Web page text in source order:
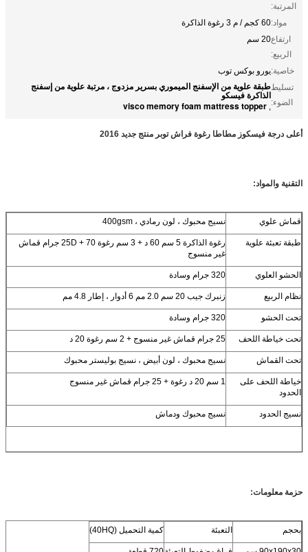
المرتبة:
مواد:60 كجم / م 3 رغوة الذاكرة
ارتفاع
الربيع:
20 سم
خاصية:يورو بوكس ​​توب
تسليط
الضوء:
طبقة علوية من الإسفنج الميموري بسرير مزدوج ، مرتبة علوية من إسفنج
الذاكرة فيسكو
,
visco memory foam mattress topper
أعلى درجة فيسكوز مطاطا رغوة فراش توبر منتج جديد 2016
التقنية والمواد:
قماش علوي نسيج محبوك ، لون رمادي ، 400gsm
طبقة تعبئة علوية
رغوة الذاكرة 5 سم 60 د + 3 سم رغوة 25D + 70 جرام قماش
غير منسوج
الحشو العلوي 320 جرام وسادة
نظام الربيع زنبرك جيب 20 سم 2.0 مم 6 أدوار ، إطار 4.8 مم
تحت الحشو 320 جرام وسادة
تحت خياطة اللحف 25 جرام قماش غير منسوج + 2 سم رغوة 20 د
تحت القماش نسيج محبوك ، لون أبيض ، نسيج بوليستر محبوك
خياطة اللحف على
الحدود
1 سم 20 د رغوة + 25 جرام قماش غير منسوج
نسيج الحدود نسيج محبوك ودماش
حزمة معلومات:
بحجم التعبئة كمية التحميل (40HQ)